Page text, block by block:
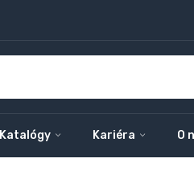
Katalógy Kariéra O